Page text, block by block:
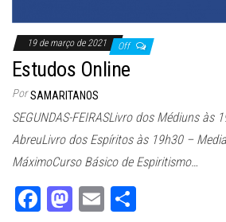
19 de março de 2021 Off
Estudos Online
Por SAMARITANOS
SEGUNDAS-FEIRASLivro dos Médiuns às
AbreuLivro dos Espíritos às 19h30 –
MáximoCurso Básico de Espiritismo…
Fa M
E